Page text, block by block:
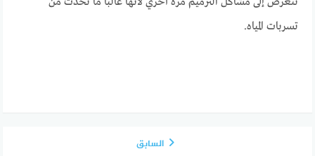
تسربات المياه.
السابق